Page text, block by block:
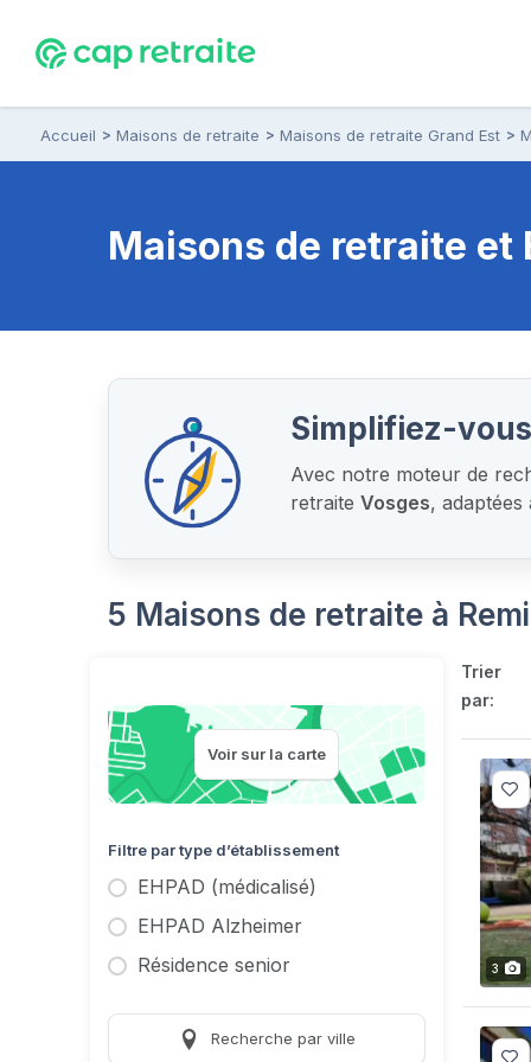
Accueil Maisons de retraite Maisons de retraite Grand Est
Maisons de retraite et
Simplifiez-
Avec notre moteur de
retraiteVosges,
5 Maisons de retraite à
Voir sur la carte
Filtre par type d’établissement
EHPAD (médicalisé)
EHPAD Alzheimer
Résidence senior
Recherche par ville
Trier
par:
3